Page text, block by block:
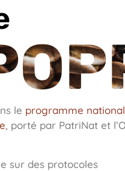
le programme
, porté par PatriNat et
sur des protocoles